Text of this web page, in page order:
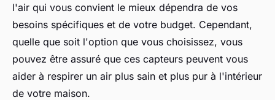
l'air qui vous convient le mieux dépendra de vos
besoins spécifiques et de votre budget. Cependant,
quelle que soit l'option que vous choisissez, vous
pouvez être assuré que ces capteurs peuvent vous
aider à respirer un air plus sain et plus pur à l'intérieur
de votre maison.